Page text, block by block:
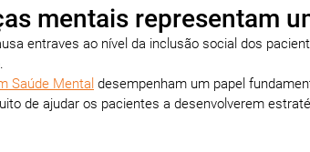
mentais representam
entraves ao nível da inclusão social dos
Saúde Mental desempenham um papel
de ajudar os pacientes a desenvolverem